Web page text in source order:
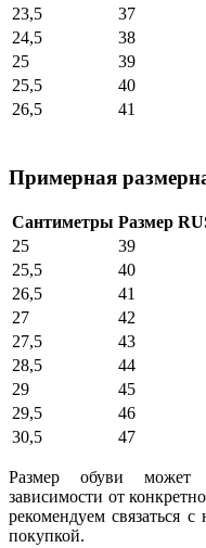
23,5
37
24,5
38
25
39
25,5
40
26,5
41
Примерная
Сантиметры Размер
25
39
25,5
40
26,5
41
27
42
27,5
43
28,5
44
29
45
29,5
46
30,5
47
Размер обуви может
зависимости от
рекомендуем связаться
покупкой.